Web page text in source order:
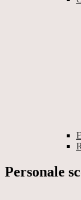
Personale